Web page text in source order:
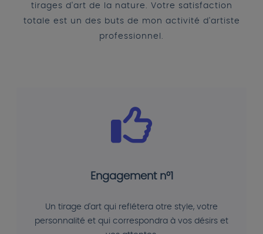
tirages d'art de la nature. Votre satisfaction
totale est un des buts de mon activité d'artiste
professionnel.
Engagement n°1
Un tirage d'art qui reflétera otre style, votre
personnalité et qui correspondra à vos désirs et